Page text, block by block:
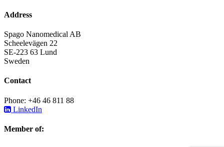
Address
Spago Nanomedical AB
Scheelevägen 22
SE-223 63 Lund
Sweden
Contact
Phone: +46 46 811 88
LinkedIn
Member of: